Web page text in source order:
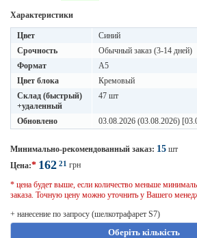
Характеристики
Цвет
Синий
Срочность
Обычный заказ (3-14 дней)
Формат
A5
Цвет блока
Кремовый
Склад (быстрый)
+удаленный
47 шт
Обновлено 03.08.2026 (03.08.2026)
Минимально-рекомендованный заказ: 15 шт
Цена:* 162 21 грн
* цена будет выше, если количество меньше
заказа. Точную цену можно уточнить у Вашего
+ нанесение по запросу (шелкотрафарет S7)
Оберіть кількість